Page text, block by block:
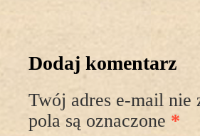
Dodaj komentarz
Twój adres e-mail nie
pola są oznaczone *